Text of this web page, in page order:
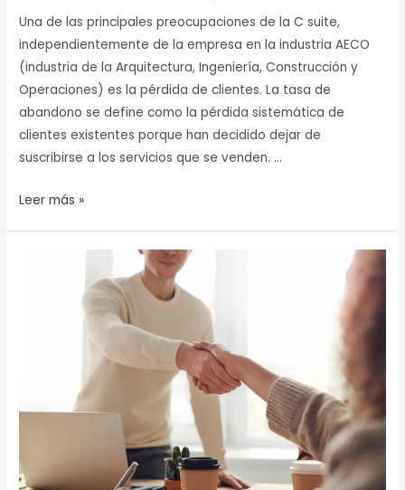
Una de las principales preocupaciones de la C suite,
independientemente de la empresa en la industria AECO
(industria de la Arquitectura, Ingeniería, Construcción y
Operaciones) es la pérdida de clientes. La tasa de
abandono se define como la pérdida sistemática de
clientes existentes porque han decidido dejar de
suscribirse a los servicios que se venden. …
Leer más »
adquisición
de
clientes?